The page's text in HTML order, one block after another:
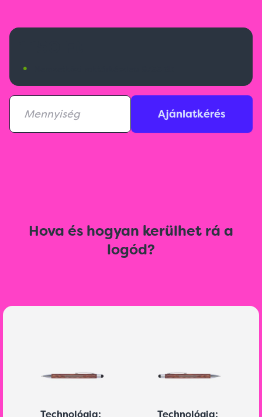
•
Ajánlatkérés
Hova és hogyan kerülhet rá a
logód?
Technológia: Technológia: